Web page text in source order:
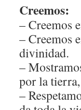
Creemos:
– Creemos
– Creemos
divinidad.
–
por la
–